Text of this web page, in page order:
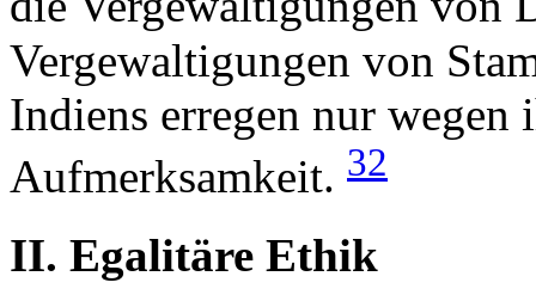
Vergewaltigungen von
Indiens erregen nur wegen
Aufmerksamkeit. 32
II. Egalitäre Ethik